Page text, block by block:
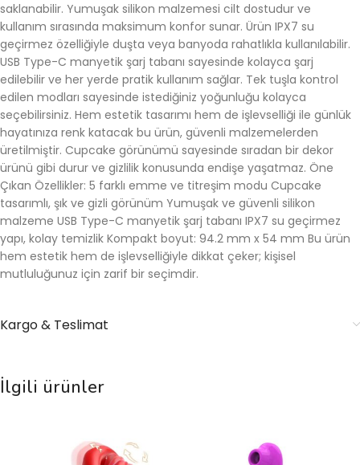
saklanabilir. Yumuşak silikon malzemesi cilt dostudur ve
kullanım sırasında maksimum konfor sunar. Ürün IPX7 su
geçirmez özelliğiyle duşta veya banyoda rahatlıkla kullanılabilir.
USB Type-C manyetik şarj tabanı sayesinde kolayca şarj
edilebilir ve her yerde pratik kullanım sağlar. Tek tuşla kontrol
edilen modları sayesinde istediğiniz yoğunluğu kolayca
seçebilirsiniz. Hem estetik tasarımı hem de işlevselliği ile günlük
hayatınıza renk katacak bu ürün, güvenli malzemelerden
üretilmiştir. Cupcake görünümü sayesinde sıradan bir dekor
ürünü gibi durur ve gizlilik konusunda endişe yaşatmaz. Öne
Çıkan Özellikler: 5 farklı emme ve titreşim modu Cupcake
tasarımlı, şık ve gizli görünüm Yumuşak ve güvenli silikon
malzeme USB Type-C manyetik şarj tabanı IPX7 su geçirmez
yapı, kolay temizlik Kompakt boyut: 94.2 mm x 54 mm Bu ürün
hem estetik hem de işlevselliğiyle dikkat çeker; kişisel
mutluluğunuz için zarif bir seçimdir.
Kargo & Teslimat
İlgili ürünler